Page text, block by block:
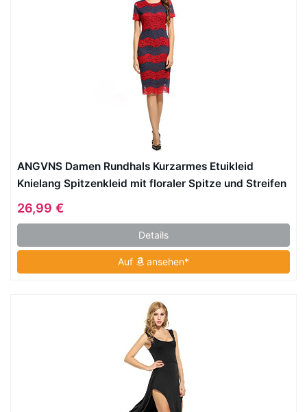
ANGVNS Damen Rundhals Kurzarmes Etuikleid
Knielang Spitzenkleid mit floraler Spitze und Streifen
Größe 42-44 Rot und Blau
26,99 €
Details
Auf ansehen*